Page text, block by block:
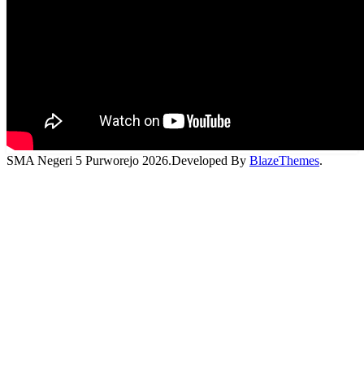
SMA Negeri 5 Purworejo 2026.Developed By BlazeThemes.